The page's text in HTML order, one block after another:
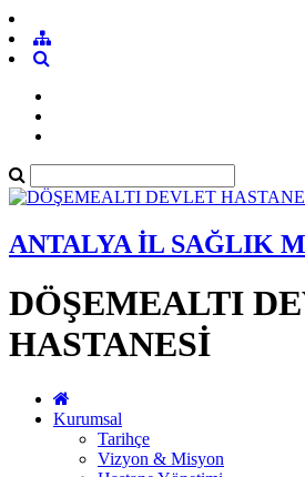
ANTALYA İL SAĞLIK
DÖŞEMEALTI
HASTANESİ
Kurumsal
Tarihçe
Vizyon & Misyon